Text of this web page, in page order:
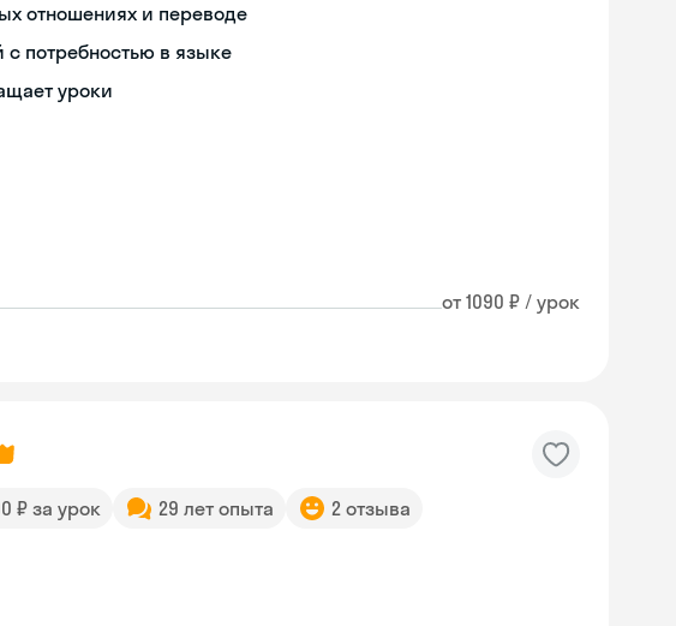
отношениях и переводе
потребностью в языке
уроки
от 1090 ₽ / урок
₽ за урок 29 лет опыта 2 отзыва